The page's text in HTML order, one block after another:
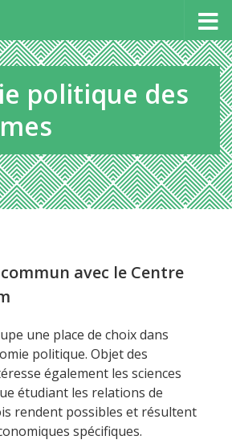
politique des
avec le Centre
une place de choix dans
politique. Objet des
également les sciences
étudiant les relations de
rendent possibles et résultent
spécifiques.